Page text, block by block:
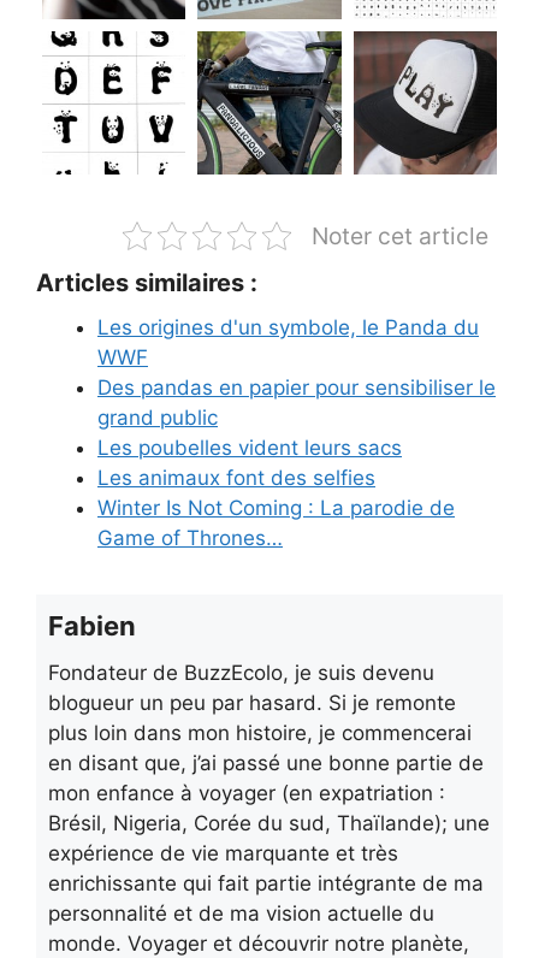
Noter cet article
Articles similaires :
Les origines d'un symbole, le Panda du
WWF
Des pandas en papier pour sensibiliser le
grand public
Les poubelles vident leurs sacs
Les animaux font des selfies
Winter Is Not Coming : La parodie de
Game of Thrones…
Fabien
Fondateur de BuzzEcolo, je suis devenu
blogueur un peu par hasard. Si je remonte
plus loin dans mon histoire, je commencerai
en disant que, j’ai passé une bonne partie de
mon enfance à voyager (en expatriation :
Brésil, Nigeria, Corée du sud, Thaïlande); une
expérience de vie marquante et très
enrichissante qui fait partie intégrante de ma
personnalité et de ma vision actuelle du
monde. Voyager et découvrir notre planète,